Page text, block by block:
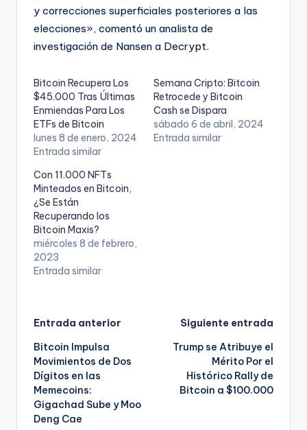
y correcciones superficiales posteriores a las
elecciones», comentó un analista de
investigación de Nansen a Decrypt.
Bitcoin Recupera Los
$45.000 Tras Últimas
Enmiendas Para Los
ETFs de Bitcoin
lunes 8 de enero, 2024
Entrada similar
Semana Cripto: Bitcoin
Retrocede y Bitcoin
Cash se Dispara
sábado 6 de abril, 2024
Entrada similar
Con 11.000 NFTs
Minteados en Bitcoin,
¿Se Están
Recuperando los
Bitcoin Maxis?
miércoles 8 de febrero,
2023
Entrada similar
Navegación
de
entradas
Entrada anterior
Bitcoin Impulsa
Movimientos de Dos
Dígitos en las
Memecoins:
Gigachad Sube y Moo
Deng Cae
Siguiente entrada
Trump se Atribuye el
Mérito Por el
Histórico Rally de
Bitcoin a $100.000